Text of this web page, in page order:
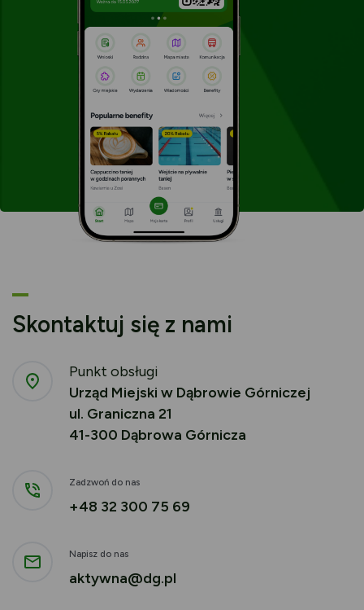
karcie
Skontaktuj się z nami
Punkt obsługi
Urząd Miejski w Dąbrowie Górniczej
ul. Graniczna 21
41-300 Dąbrowa Górnicza
Zadzwoń do nas
+48 32 300 75 69
Napisz do nas
aktywna@dg.pl